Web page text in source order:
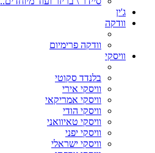
ג'ין
וודקה
וודקה פרימיום
וויסקי
בלנדד סקוטי
וויסקי אירי
וויסקי אמריקאי
וויסקי הודי
וויסקי טאיוואני
וויסקי יפני
וויסקי ישראלי